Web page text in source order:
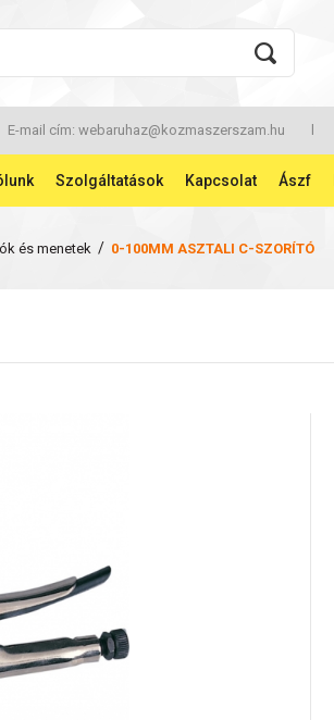
E-mail cím: webaruhaz@kozmaszerszam.hu
Szolgáltatások Kapcsolat Ászf
és menetek / 0-100MM ASZTALI C-SZORÍTÓ